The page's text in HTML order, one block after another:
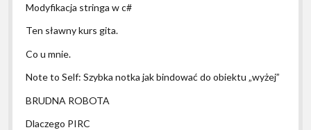
Modyfikacja stringa w c#
Ten sławny kurs gita.
Co u mnie.
Note to Self: Szybka notka jak bindować do obiektu „wyżej”
BRUDNA ROBOTA
Dlaczego PIRC